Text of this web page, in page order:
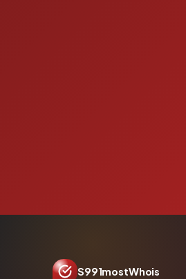
S991mostWhois